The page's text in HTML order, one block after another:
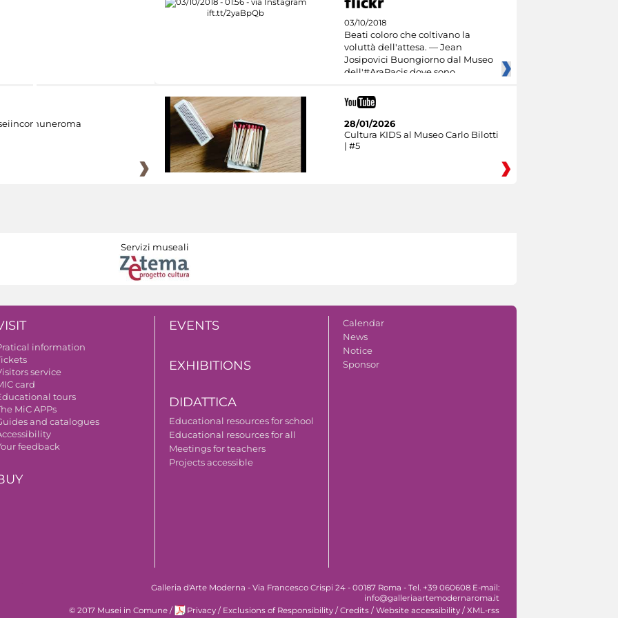
03/10/2018
Beati coloro che coltivano la
voluttà dell'attesa. — Jean
Josipovici Buongiorno dal Museo
dell'#AraPacis dove sono
28/01/2026
Cultura KIDS al Museo Carlo Bilotti
| #5
Servizi museali
information
service
card
tours
MiC APPs
and catalogues
feedback
EVENTS
EXHIBITIONS
DIDATTICA
Educational resources for school
Educational resources for all
Meetings for teachers
Projects accessible
Calendar
News
Notice
Sponsor
Galleria d'Arte Moderna - Via Francesco Crispi 24 - 00187 Roma - Tel. +39 060608 E-mail:
info@galleriaartemodernaroma.it
© 2017 Musei in Comune / Privacy / Exclusions of Responsibility /Credits /Website accessibility /XML-rss